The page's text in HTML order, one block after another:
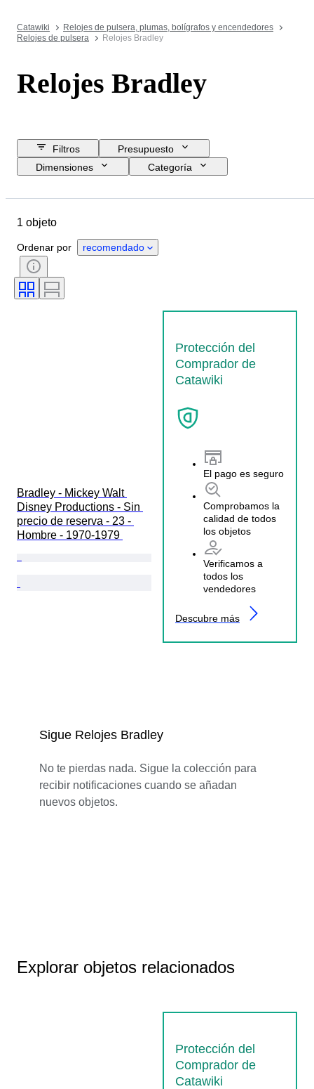
Catawiki
Relojes de pulsera, plumas, bolígrafos y encendedores
Relojes de pulsera
Relojes Bradley
Relojes Bradley
Filtros
Presupuesto
Dimensiones
Categoría
Género
Movimiento del reloj
Diámetro de la caja
Material de la correa del reloj
Longitud de la correa del reloj
1 objeto
Ordenar por recomendado
Bradley - Mickey Walt
Disney Productions - Sin
precio de reserva - 23 -
Hombre - 1970-1979
Protección del
Comprador de
Catawiki
El pago es seguro
Comprobamos la
calidad de todos
los objetos
Verificamos a
todos los
vendedores
Descubre más
Sigue Relojes Bradley
No te pierdas nada. Sigue la colección para
recibir notificaciones cuando se añadan
nuevos objetos.
Explorar objetos relacionados
Protección del
Comprador de
Catawiki